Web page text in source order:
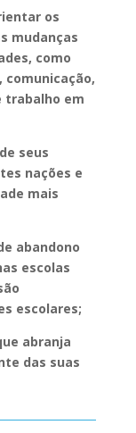
os
mudanças
como
comunicação,
trabalho em
seus
nações e
mais
abandono
escolas
escolares;
abranja
das suas